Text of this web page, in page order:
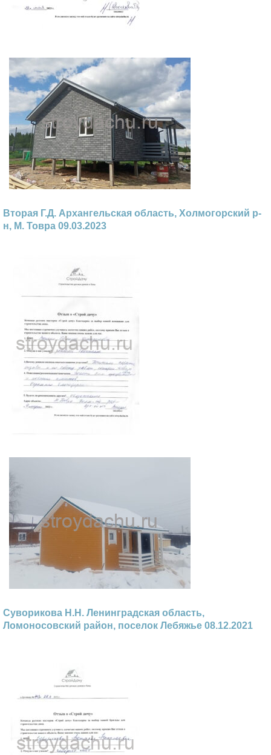
Вторая Г.Д. Архангельская область, Холмогорский р-
н, М. Товра 09.03.2023
Суворикова Н.Н. Ленинградская область,
Ломоносовский район, поселок Лебяжье 08.12.2021